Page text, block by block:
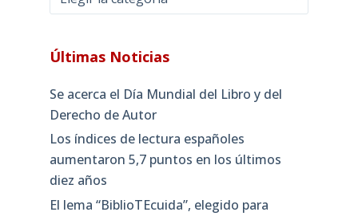
Últimas Noticias
Se acerca el Día Mundial del Libro y del
Derecho de Autor
Los índices de lectura españoles
aumentaron 5,7 puntos en los últimos
diez años
El lema “BiblioTEcuida”, elegido para